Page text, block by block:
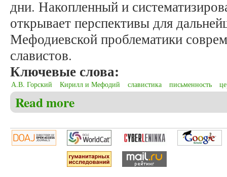
дни. Накопленный и
открывает перспективы для
Мефодиевской проблематики
славистов.
Ключевые слова:
А.В. Горский Кирилл и Мефодий славистика письменность
Read more